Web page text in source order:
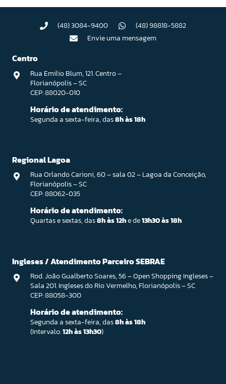
(48) 3084-9400
(48) 98818-5882
Envie uma mensagem
Centro
Rua Emilio Blum, 121. Centro –
Florianópolis – SC
CEP: 88020-010
Horário de atendimento:
Segunda a sexta-feira, das8h às 18h
Regional Lagoa
Rua Orlando Carioni, 60 – sala 02 – Lagoa da Conceição,
Florianópolis – SC
CEP: 88062-035
Horário de atendimento:
Quartas e sextas, das8h às 12he de13h30 às 18h
Ingleses / Atendimento Parceiro SEBRAE
Rod. João Gualberto Soares, 56 – Open Shopping Ingleses –
Sala 201. Ingleses do Rio Vermelho, Florianópolis – SC
CEP: 88058-300
Horário de atendimento:
Segunda a sexta-feira, das8h às 18h
(Intervalo:12h às 13h30)